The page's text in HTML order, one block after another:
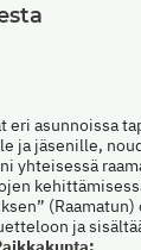
eri asunnoissa
ja jäsenille,
yhteisessä
ja